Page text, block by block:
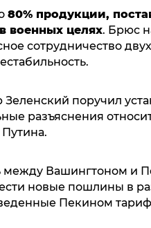
80% продукции,
военных целях. Брюс
сотрудничество
поручил
разъяснения
Вашингтоном и
новые пошлины в
Пекином